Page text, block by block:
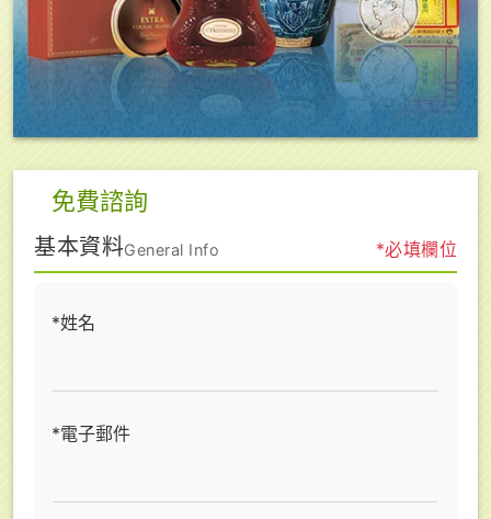
免費諮詢
基本資料General Info *必填欄位
*姓名
*電子郵件